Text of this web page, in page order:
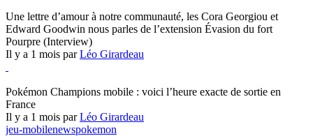
Une lettre d’amour à notre communauté, les Cora Georgiou et
Edward Goodwin nous parles de l’extension Évasion du fort
Pourpre (Interview)
Il y a 1 mois parLéo Girardeau
Pokémon Champions mobile : voici l’heure exacte de sortie en
France
Il y a 1 mois parLéo Girardeau
jeu-mobilenewspokemon